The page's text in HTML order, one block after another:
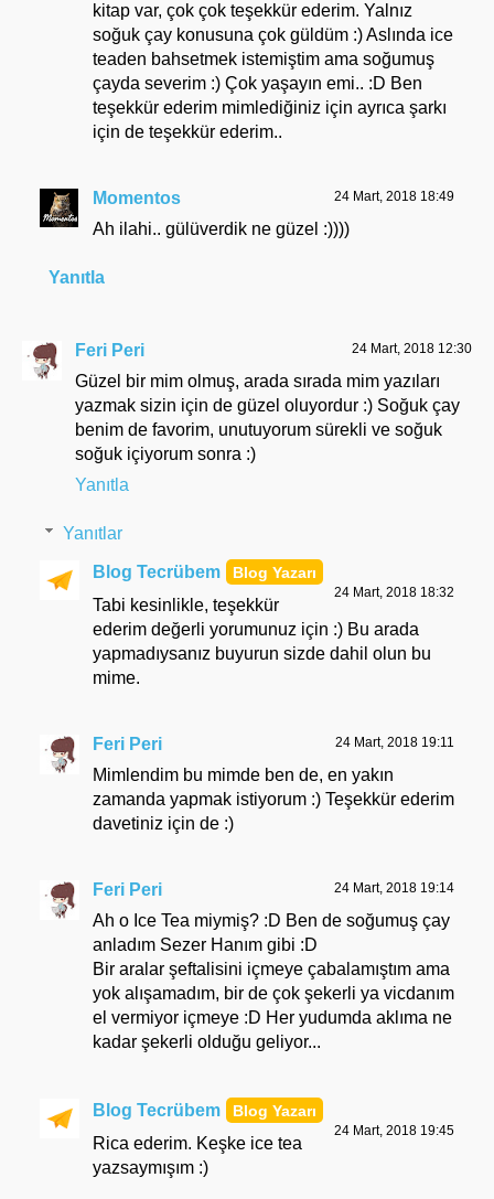
kitap var, çok çok teşekkür ederim. Yalnız
soğuk çay konusuna çok güldüm :) Aslında ice
teaden bahsetmek istemiştim ama soğumuş
çayda severim :) Çok yaşayın emi.. :D Ben
teşekkür ederim mimlediğiniz için ayrıca şarkı
için de teşekkür ederim..
Momentos 24 Mart, 2018 18:49
Ah ilahi.. gülüverdik ne güzel :))))
Yanıtla
Feri Peri 24 Mart, 2018 12:30
Güzel bir mim olmuş, arada sırada mim yazıları
yazmak sizin için de güzel oluyordur :) Soğuk çay
benim de favorim, unutuyorum sürekli ve soğuk
soğuk içiyorum sonra :)
Yanıtla
Yanıtlar
Blog Tecrübem
24 Mart, 2018 18:32
Tabi kesinlikle, teşekkür
ederim değerli yorumunuz için :) Bu arada
yapmadıysanız buyurun sizde dahil olun bu
mime.
Feri Peri 24 Mart, 2018 19:11
Mimlendim bu mimde ben de, en yakın
zamanda yapmak istiyorum :) Teşekkür ederim
davetiniz için de :)
Feri Peri 24 Mart, 2018 19:14
Ah o Ice Tea miymiş? :D Ben de soğumuş çay
anladım Sezer Hanım gibi :D
Bir aralar şeftalisini içmeye çabalamıştım ama
yok alışamadım, bir de çok şekerli ya vicdanım
el vermiyor içmeye :D Her yudumda aklıma ne
kadar şekerli olduğu geliyor...
Blog Tecrübem
24 Mart, 2018 19:45
Rica ederim. Keşke ice tea
yazsaymışım :)